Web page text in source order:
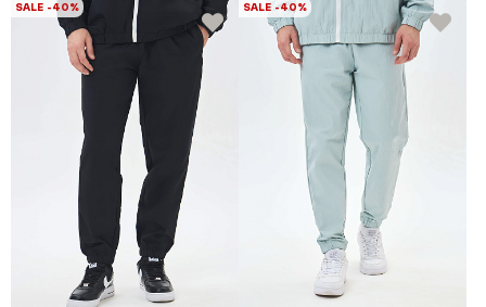
SALE -40% SALE -40%